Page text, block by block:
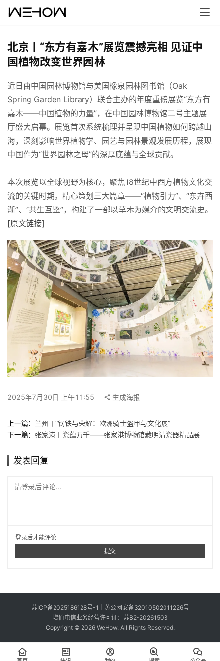
页
案
例
快
讯
工
作
搜
在
线
展
我
要
稿
中
登录 注册
北京丨“东方有嘉木”展览震撼亮相 见证中
国植物改变世界园林
近日由中国园林博物馆与美国橡泉园林图书馆（Oak
Spring Garden Library）联合主办的年度重磅展览“东方有
嘉木——中国植物的力量”，在中国园林博物馆二号主题展
厅盛大启幕。展览首次系统梳理并呈现中国植物如何跨越山
海，深刻影响世界植物学、园艺与园林景观发展历程，展现
中国作为“世界园林之母”的深厚底蕴与全球贡献。
本次展览以全球视野为核心，聚焦18世纪中西方植物文化交
流的关键时期。精心策划三大篇章——“植物引力”、“东卉西
[原文链接]
2025年7月30日 上午11:55 生成海报
上一篇： 兰州丨“钢铁与荣耀：欧洲骑士盔甲与文化展”
下一篇： 张家港丨瓷蕴万千——张家港博物馆藏明清瓷器精品展
发表回复
请登录后评论...
登录后才能评论
提交
苏ICP备2025186128号-1
苏公网安备32010502011226号
增值电信业务经营许可证：苏B2-20261503
Copyright © 2026 WeHow. All Rights Reserved.